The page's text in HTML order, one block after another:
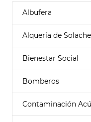
Albufera
Alquería de Solache
Bienestar Social
Bomberos
Contaminación